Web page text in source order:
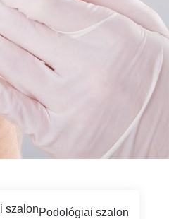
Podológiai szalon